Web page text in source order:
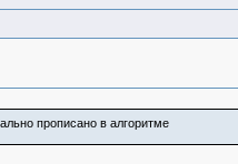
прописано в алгоритме